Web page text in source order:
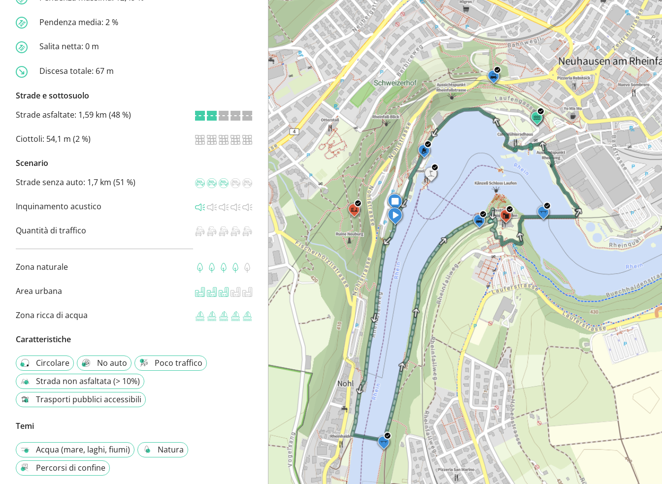
Pendenza media: 2 %
Salita netta: 0 m
Discesa totale: 67 m
Strade e sottosuolo
Strade asfaltate: 1,59 km (48 %)
Ciottoli: 54,1 m (2 %)
Scenario
Strade senza auto: 1,7 km (51 %)
Inquinamento acustico
Quantità di traffico
Zona naturale
Area urbana
Zona ricca di acqua
Caratteristiche
Circolare No auto
Poco traffico
Strada non asfaltata (> 10%)
Trasporti pubblici accessibili
Temi
Acqua (mare, laghi, fiumi)
Natura
Percorsi di confine